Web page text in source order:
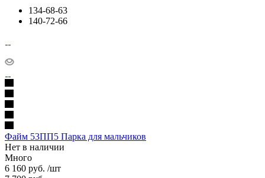
134-68-63
140-72-66
Файм 53ПП5 Парка для мальчиков
Нет в наличии
Много
6 160 руб. /шт